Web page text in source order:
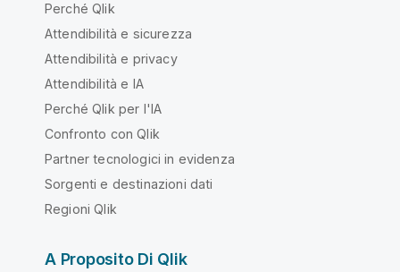
Perché Qlik
Attendibilità e sicurezza
Attendibilità e privacy
Attendibilità e IA
Perché Qlik per l'IA
Confronto con Qlik
Partner tecnologici in evidenza
Sorgenti e destinazioni dati
Regioni Qlik
A Proposito Di Qlik